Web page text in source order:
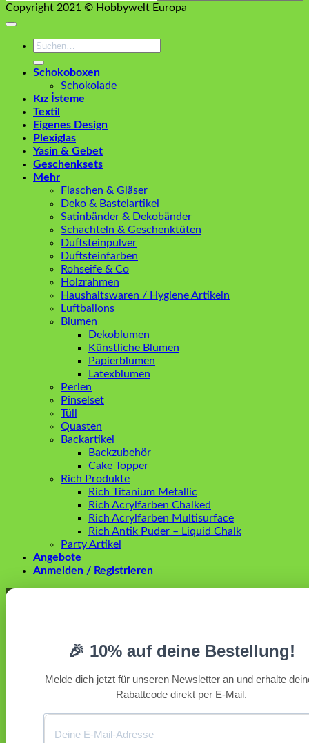
Copyright 2021 © Hobbywelt Europa
Suchen
Schokoboxen
Schokolade
Kız İsteme
Textil
Eigenes Design
Plexiglas
Yasin & Gebet
Geschenksets
Mehr
Flaschen & Gläser
Deko & Bastelartikel
Satinbänder & Dekobänder
Schachteln & Geschenktüten
Duftsteinpulver
Duftsteinfarben
Rohseife & Co
Holzrahmen
Haushaltswaren / Hygiene Artikeln
Luftballons
Blumen
Dekoblumen
Künstliche Blumen
Papierblumen
Latexblumen
Perlen
Pinselset
Tüll
Quasten
Backartikel
Backzubehör
Cake Topper
Rich Produkte
Rich Titanium Metallic
Rich Acrylfarben Chalked
Rich Acrylfarben Multisurface
Rich Antik Puder – Liquid Chalk
Party Artikel
Angebote
Anmelden / Registrieren
🎉 10% auf deine Bestellung!
Melde dich jetzt für unseren Newsletter an und erhalte
Rabattcode direkt per E-Mail.
Anmelden
Angemeldet bleiben Anmelden